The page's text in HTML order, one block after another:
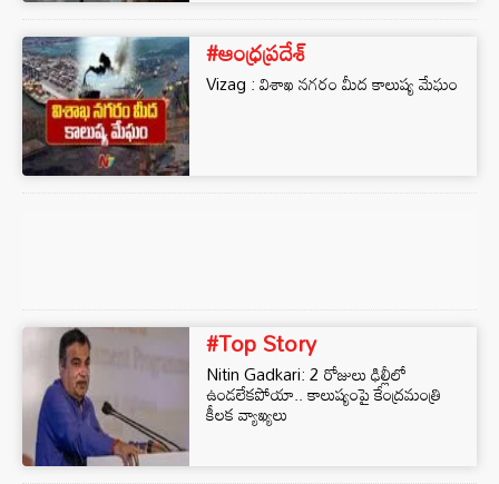
#ఆంధ్రప్రదేశ్
Vizag : విశాఖ నగరం మీద కాలుష్య మేఘం
#Top Story
Nitin Gadkari: 2 రోజులు ఢిల్లీలో
ఉండలేకపోయా.. కాలుష్యంపై కేంద్రమంత్రి
కీలక వ్యాఖ్యలు